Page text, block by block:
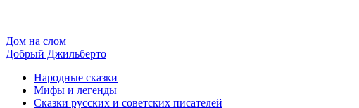
Дом на слом
Добрый Джильберто
Народные сказки
Мифы и легенды
Сказки русских и советских писателей